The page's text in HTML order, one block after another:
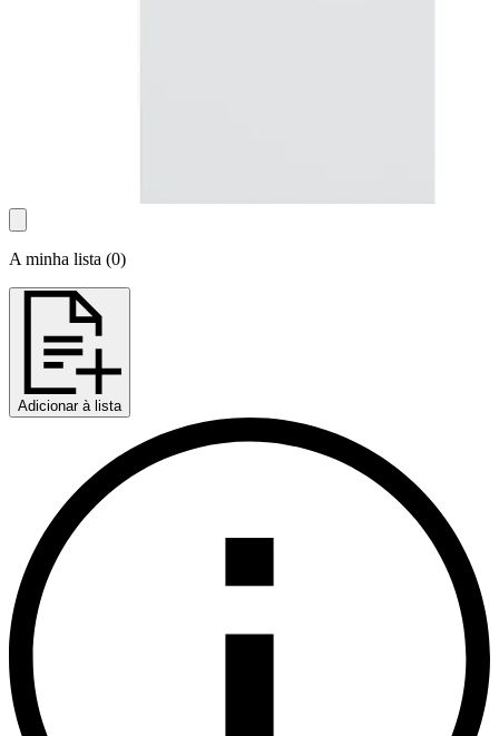
A minha lista (0)
Adicionar à lista